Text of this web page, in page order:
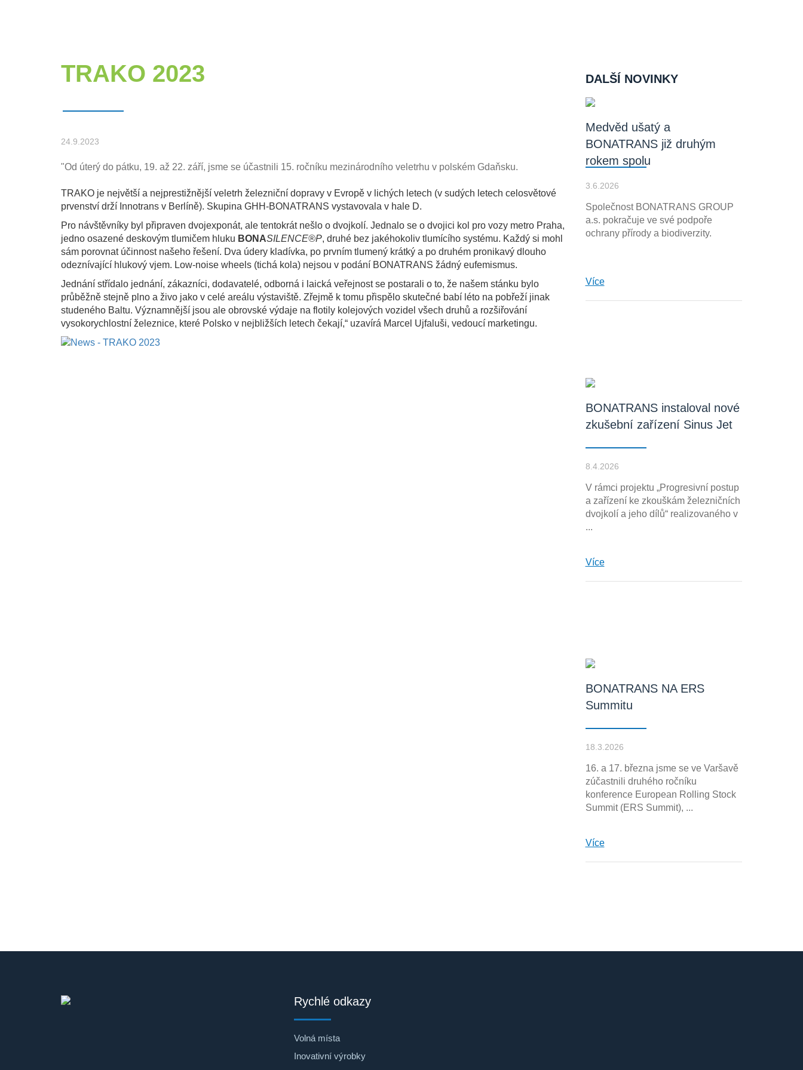
TRAKO 2023
24.9.2023
"Od úterý do pátku, 19. až 22. září, jsme se účastnili 15. ročníku mezinárodního veletrhu v polském Gdaňsku.
TRAKO je největší a nejprestižnější veletrh železniční dopravy v Evropě v lichých letech (v sudých letech celosvětové
prvenství drží Innotrans v Berlíně). Skupina GHH-BONATRANS vystavovala v hale D.
Pro návštěvníky byl připraven dvojexponát, ale tentokrát nešlo o dvojkolí. Jednalo se o dvojici kol pro vozy metro Praha,
jedno osazené deskovým tlumičem hluku BONASILENCE®P, druhé bez jakéhokoliv tlumícího systému. Každý si mohl
sám porovnat účinnost našeho řešení. Dva údery kladívka, po prvním tlumený krátký a po druhém pronikavý dlouho
odeznívající hlukový vjem. Low-noise wheels (tichá kola) nejsou v podání BONATRANS žádný eufemismus.
Jednání střídalo jednání, zákazníci, dodavatelé, odborná i laická veřejnost se postarali o to, že našem stánku bylo
průběžně stejně plno a živo jako v celé areálu výstaviště. Zřejmě k tomu přispělo skutečné babí léto na pobřeží jinak
studeného Baltu. Významnější jsou ale obrovské výdaje na flotily kolejových vozidel všech druhů a rozšiřování
vysokorychlostní železnice, které Polsko v nejbližších letech čekají,“ uzavírá Marcel Ujfaluši, vedoucí marketingu.
DALŠÍ NOVINKY
Medvěd ušatý a
BONATRANS již druhým
rokem spolu
3.6.2026
Společnost BONATRANS GROUP
a.s. pokračuje ve své podpoře
ochrany přírody a biodiverzity.
Více
BONATRANS instaloval nové
zkušební zařízení Sinus Jet
8.4.2026
V rámci projektu „Progresivní postup
a zařízení ke zkouškám železničních
dvojkolí a jeho dílů“ realizovaného v
...
Více
BONATRANS NA ERS
Summitu
18.3.2026
16. a 17. března jsme se ve Varšavě
zúčastnili druhého ročníku
konference European Rolling Stock
Summit (ERS Summit), ...
Více
Rychlé odkazy
Volná místa
Inovativní výrobky